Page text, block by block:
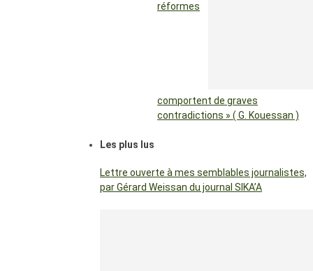
réformes
comportent de graves
contradictions » ( G. Kouessan )
Les plus lus
Lettre ouverte à mes semblables journalistes,
par Gérard Weissan du journal SIKA’A